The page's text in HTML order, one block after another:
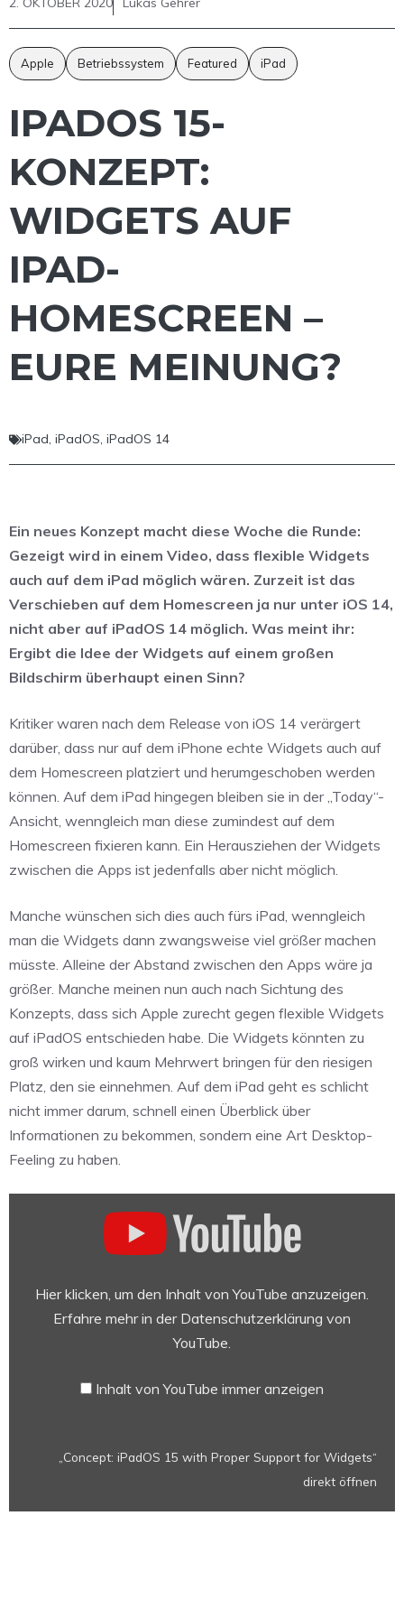
Apple Betriebssystem Featured iPad
IPADOS 15-
KONZEPT:
WIDGETS AUF
IPAD-
HOMESCREEN –
EURE MEINUNG?
iPad, iPadOS, iPadOS 14
Ein neues Konzept macht diese Woche die Runde:
Gezeigt wird in einem Video, dass flexible Widgets
auch auf dem iPad möglich wären. Zurzeit ist das
Verschieben auf dem Homescreen ja nur unter iOS 14,
nicht aber auf iPadOS 14 möglich. Was meint ihr:
Ergibt die Idee der Widgets auf einem großen
Bildschirm überhaupt einen Sinn?
Kritiker waren nach dem Release von iOS 14 verärgert
darüber, dass nur auf dem iPhone echte Widgets auch auf
dem Homescreen platziert und herumgeschoben werden
können. Auf dem iPad hingegen bleiben sie in der „Today“-
Ansicht, wenngleich man diese zumindest auf dem
Homescreen fixieren kann. Ein Herausziehen der Widgets
zwischen die Apps ist jedenfalls aber nicht möglich.
Manche wünschen sich dies auch fürs iPad, wenngleich
man die Widgets dann zwangsweise viel größer machen
müsste. Alleine der Abstand zwischen den Apps wäre ja
größer. Manche meinen nun auch nach Sichtung des
Konzepts, dass sich Apple zurecht gegen flexible Widgets
auf iPadOS entschieden habe. Die Widgets könnten zu
groß wirken und kaum Mehrwert bringen für den riesigen
Platz, den sie einnehmen. Auf dem iPad geht es schlicht
nicht immer darum, schnell einen Überblick über
Informationen zu bekommen, sondern eine Art Desktop-
Feeling zu haben.
Proper
Support
Hier klicken, um den Inhalt von YouTube anzuzeigen.
Erfahre mehr in der Datenschutzerklärung von
YouTube.
Inhalt von YouTube immer anzeigen
„Concept: iPadOS 15 with Proper Support for Widgets“
direkt öffnen